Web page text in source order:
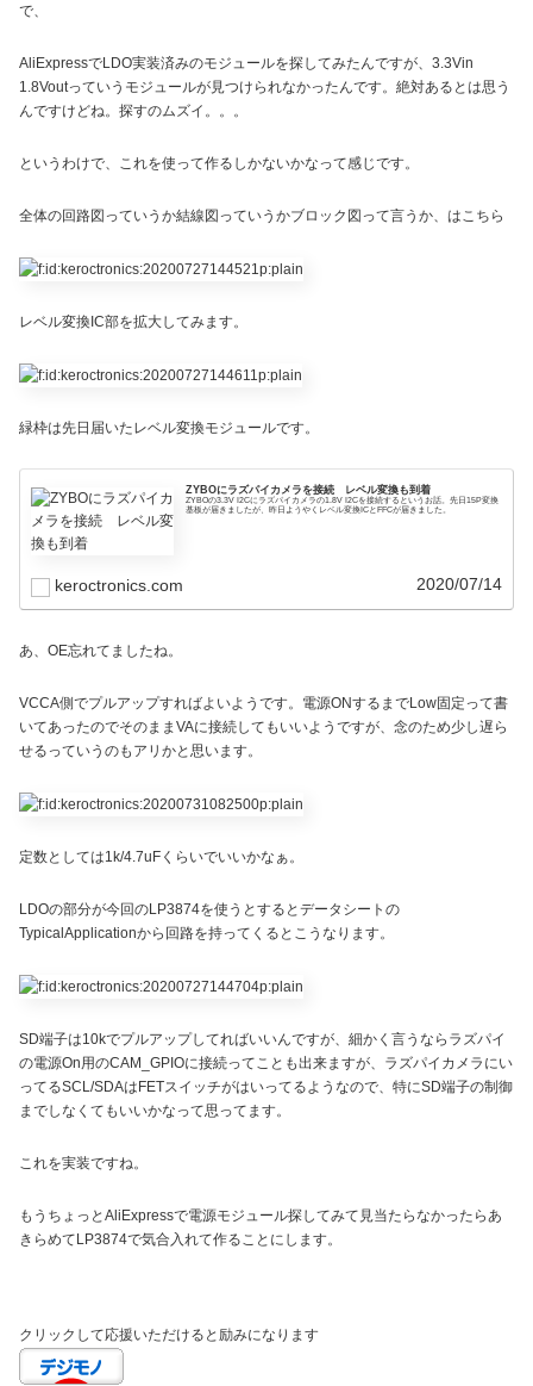
で、
AliExpressでLDO実装済みのモジュールを探してみたんですが、3.3Vin
1.8Voutっていうモジュールが見つけられなかったんです。絶対あるとは思う
んですけどね。探すのムズイ。。。
というわけで、これを使って作るしかないかなって感じです。
全体の回路図っていうか結線図っていうかブロック図って言うか、はこちら
レベル変換IC部を拡大してみます。
緑枠は先日届いたレベル変換モジュールです。
ZYBOにラズパイカメラを接続 レベル変換も到着
ZYBOの3.3V I2Cにラズパイカメラの1.8V I2Cを接続するというお話。先日15P変換
基板が届きましたが、昨日ようやくレベル変換ICとFFCが届きました。
keroctronics.com 2020/07/14
あ、OE忘れてましたね。
VCCA側でプルアップすればよいようです。電源ONするまでLow固定って書
いてあったのでそのままVAに接続してもいいようですが、念のため少し遅ら
せるっていうのもアリかと思います。
定数としては1k/4.7uFくらいでいいかなぁ。
LDOの部分が今回のLP3874を使うとするとデータシートの
TypicalApplicationから回路を持ってくるとこうなります。
SD端子は10kでプルアップしてればいいんですが、細かく言うならラズパイ
の電源On用のCAM_GPIOに接続ってことも出来ますが、ラズパイカメラにい
ってるSCL/SDAはFETスイッチがはいってるようなので、特にSD端子の制御
までしなくてもいいかなって思ってます。
これを実装ですね。
もうちょっとAliExpressで電源モジュール探してみて見当たらなかったらあ
きらめてLP3874で気合入れて作ることにします。
クリックして応援いただけると励みになります